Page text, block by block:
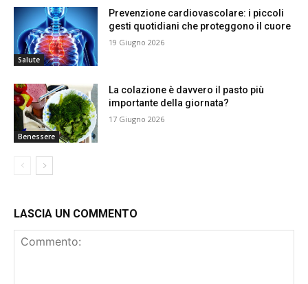
Salute
Prevenzione cardiovascolare: i piccoli
gesti quotidiani che proteggono il cuore
19 Giugno 2026
Benessere
La colazione è davvero il pasto più
importante della giornata?
17 Giugno 2026
LASCIA UN COMMENTO